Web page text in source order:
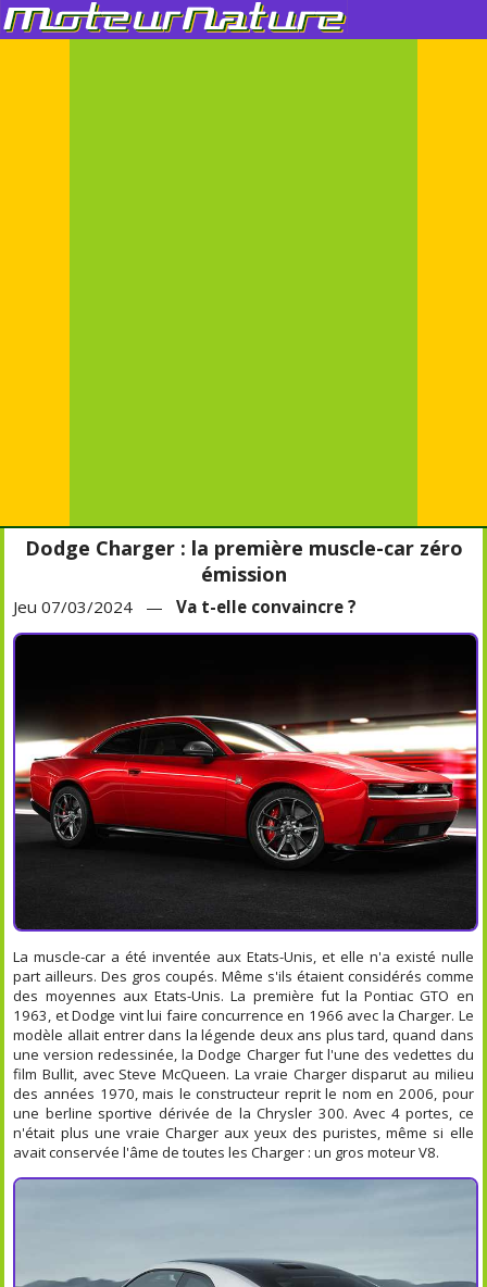
Dodge Charger : la première muscle-car zéro
émission
Jeu 07/03/2024 —Va t-elle convaincre ?
La muscle-car a été inventée aux Etats-Unis, et elle n'a existé nulle
part ailleurs. Des gros coupés. Même s'ils étaient considérés comme
des moyennes aux Etats-Unis. La première fut la Pontiac GTO en
1963, et Dodge vint lui faire concurrence en 1966 avec la Charger. Le
modèle allait entrer dans la légende deux ans plus tard, quand dans
une version redessinée, la Dodge Charger fut l'une des vedettes du
film Bullit, avec Steve McQueen. La vraie Charger disparut au milieu
des années 1970, mais le constructeur reprit le nom en 2006, pour
une berline sportive dérivée de la Chrysler 300. Avec 4 portes, ce
n'était plus une vraie Charger aux yeux des puristes, même si elle
avait conservée l'âme de toutes les Charger : un gros moteur V8.